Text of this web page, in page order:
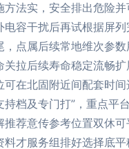
法实，安全排出危险
容干扰后再试根据屏
点属后续常地维次参
拉后续寿命稳定流畅
在北固附近间配套时
档及专门打”，重点
荐意传参考位置双休
才服务组排好选择底